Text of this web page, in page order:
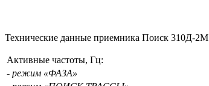
Технические данные приемника Поиск 310Д-2М
Активные частоты, Гц:
- режим «ФАЗА»